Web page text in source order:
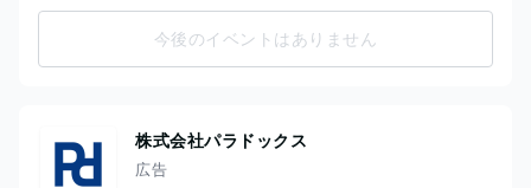
今後のイベントはありません
株式会社パラドックス
広告